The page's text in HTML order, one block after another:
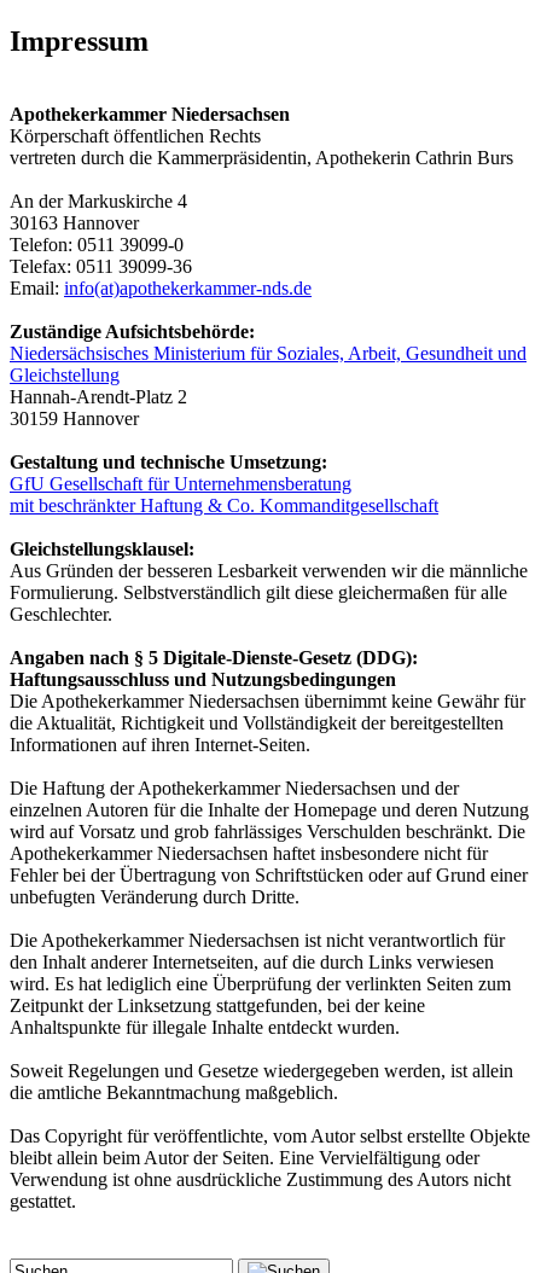
Impressum
Apothekerkammer Niedersachsen
Körperschaft öffentlichen Rechts
vertreten durch die Kammerpräsidentin, Apothekerin Cathrin Burs
An der Markuskirche 4
30163 Hannover
Telefon: 0511 39099-0
Telefax: 0511 39099-36
Email: info(at)apothekerkammer-nds.de
Zuständige Aufsichtsbehörde:
Niedersächsisches Ministerium für Soziales, Arbeit, Gesundheit und
Gleichstellung
Hannah-Arendt-Platz 2
30159 Hannover
Gestaltung und technische Umsetzung:
GfU Gesellschaft für Unternehmensberatung
mit beschränkter Haftung & Co. Kommanditgesellschaft
Gleichstellungsklausel:
Aus Gründen der besseren Lesbarkeit verwenden wir die männliche
Formulierung. Selbstverständlich gilt diese gleichermaßen für alle
Geschlechter.
Angaben nach § 5 Digitale-Dienste-Gesetz (DDG):
Haftungsausschluss und Nutzungsbedingungen
Die Apothekerkammer Niedersachsen übernimmt keine Gewähr für
die Aktualität, Richtigkeit und Vollständigkeit der bereitgestellten
Informationen auf ihren Internet-Seiten.
Die Haftung der Apothekerkammer Niedersachsen und der
einzelnen Autoren für die Inhalte der Homepage und deren Nutzung
wird auf Vorsatz und grob fahrlässiges Verschulden beschränkt. Die
Apothekerkammer Niedersachsen haftet insbesondere nicht für
Fehler bei der Übertragung von Schriftstücken oder auf Grund einer
unbefugten Veränderung durch Dritte.
Die Apothekerkammer Niedersachsen ist nicht verantwortlich für
den Inhalt anderer Internetseiten, auf die durch Links verwiesen
wird. Es hat lediglich eine Überprüfung der verlinkten Seiten zum
Zeitpunkt der Linksetzung stattgefunden, bei der keine
Anhaltspunkte für illegale Inhalte entdeckt wurden.
Soweit Regelungen und Gesetze wiedergegeben werden, ist allein
die amtliche Bekanntmachung maßgeblich.
Das Copyright für veröffentlichte, vom Autor selbst erstellte Objekte
bleibt allein beim Autor der Seiten. Eine Vervielfältigung oder
Verwendung ist ohne ausdrückliche Zustimmung des Autors nicht
gestattet.